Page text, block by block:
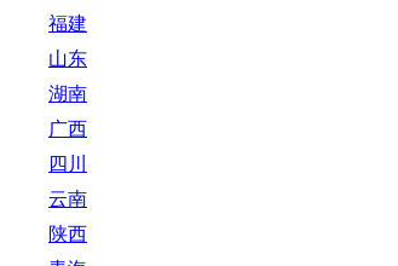
福建
山东
湖南
广西
四川
云南
陕西